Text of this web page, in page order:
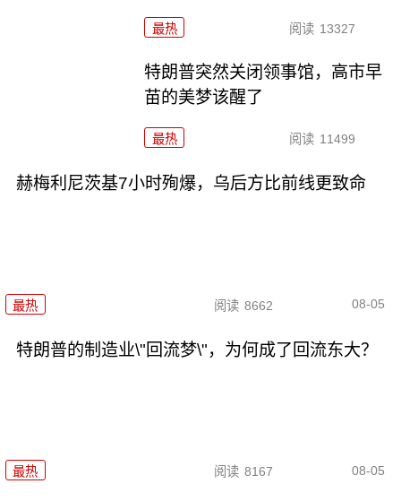
最热 阅读 13327
特朗普突然关闭领事馆，高市早
苗的美梦该醒了
最热 阅读 11499
赫梅利尼茨基7小时殉爆，乌后方比前线更致命
最热 阅读 8662 08-05
特朗普的制造业\"回流梦\"，为何成了回流东大？
最热 阅读 8167 08-05